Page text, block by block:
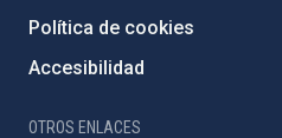
Política de cookies
Accesibilidad
OTROS ENLACES